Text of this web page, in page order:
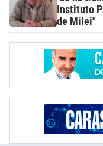
Instituto
de Milei"